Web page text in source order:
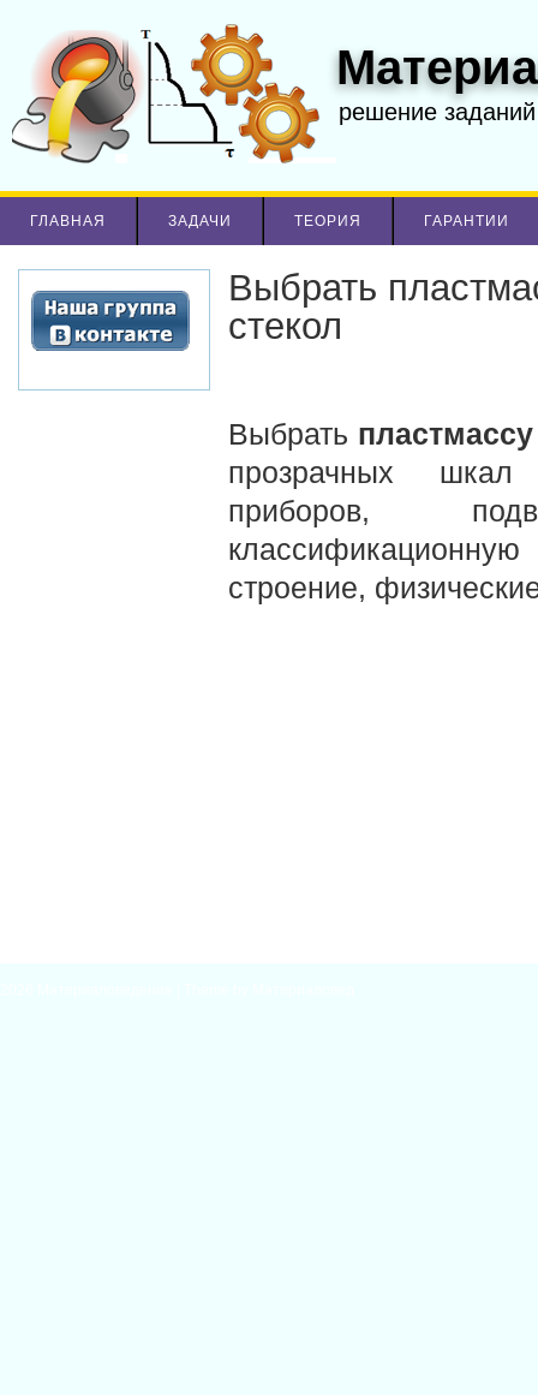
решение
ГЛАВНАЯ ЗАДАЧИ ТЕОРИЯ ГАРАНТИИ
Выбрать
стекол
Выбрать
прозрачных шкал
приборов,
строение,